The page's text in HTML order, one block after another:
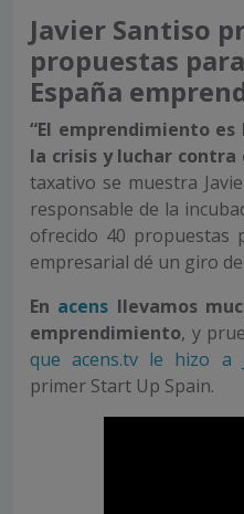
Javier Santiso
propuestas
España
“El emprendimiento
la crisis y luchar contra
taxativo se muestra
responsable de la
ofrecido 40 propuestas
empresarial dé un giro de
En acens llevamos
emprendimiento, y
que acens.tv le hizo a
primer Start Up Spain.